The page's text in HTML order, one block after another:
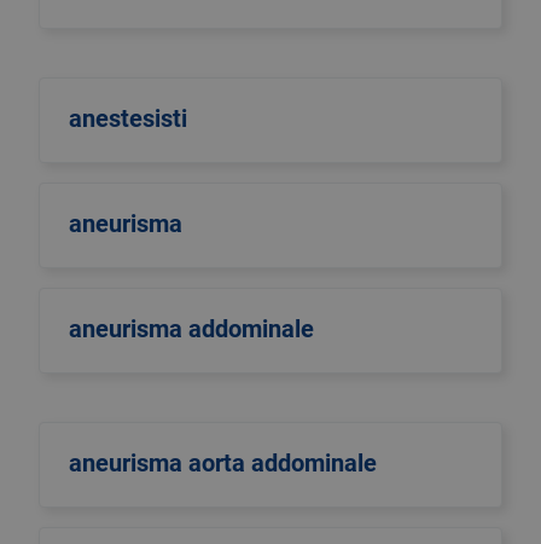
anestesisti
aneurisma
aneurisma addominale
aneurisma aorta addominale